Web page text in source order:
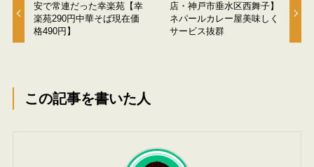
安で常連だった幸楽苑【幸
楽苑290円中華そば現在価
格490円】
店・神戸市垂水区西舞子】
ネパールカレー屋美味しく
サービス抜群
この記事を書いた人